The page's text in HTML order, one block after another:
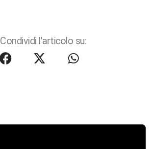
Condividi l'articolo su: